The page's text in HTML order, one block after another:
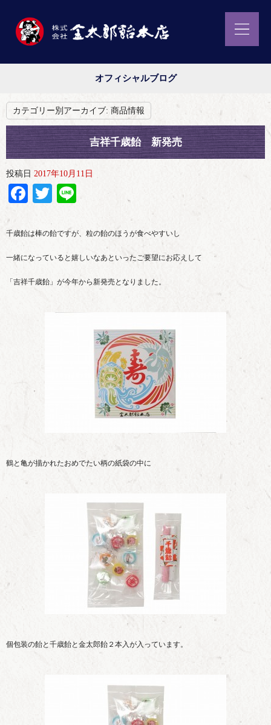
オフィシャルブログ
カテゴリー別アーカイブ: 商品情報
吉祥千歳飴 新発売
投稿日 2017年10月11日
Facebook
Twitter
千歳飴は棒の飴ですが、粒の飴のほうが食べやすいし
一緒になっていると嬉しいなあといったご要望にお応えして
「吉祥千歳飴」が今年から新発売となりました。
鶴と亀が描かれたおめでたい柄の紙袋の中に
個包装の飴と千歳飴と金太郎飴２本入が入っています。